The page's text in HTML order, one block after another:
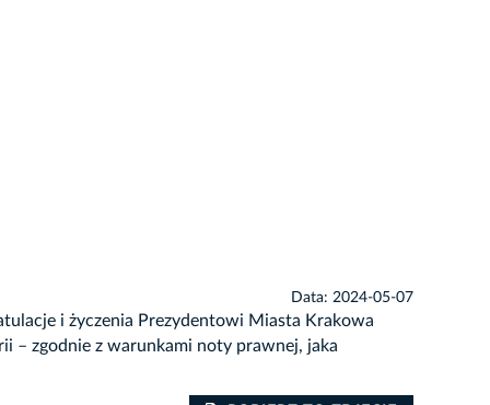
Data: 2024-05-07
i życzenia Prezydentowi Miasta Krakowa
– zgodnie z warunkami noty prawnej, jaka